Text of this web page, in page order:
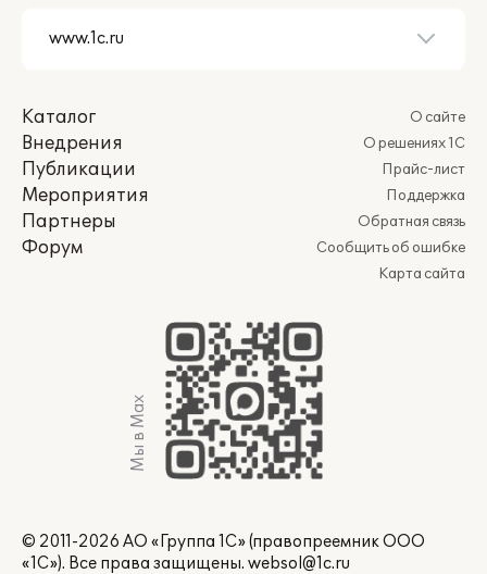
Каталог
Внедрения
Публикации
Мероприятия
Партнеры
Форум
О сайте
О решениях 1С
Прайс-лист
Поддержка
Обратная связь
Сообщить об ошибке
Карта сайта
Мы в Max
© 2011-2026 АО «Группа 1С» (правопреемник ООО
«1С»). Все права защищены. websol@1c.ru